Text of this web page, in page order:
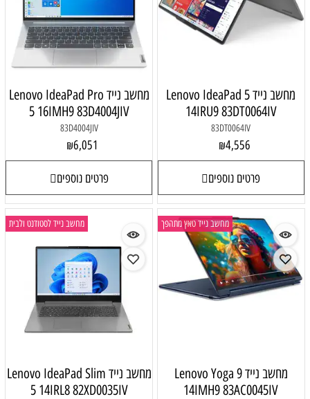
מחשב נייד Lenovo IdeaPad 5
14IRU9 83DT0064IV
83DT0064IV
₪4,556
פרטים נוספים
מחשב נייד Lenovo IdeaPad Pro
5 16IMH9 83D4004JIV
83D4004JIV
₪6,051
פרטים נוספים
מחשב נייד טאץ מתהפך
מחשב נייד Lenovo Yoga 9
14IMH9 83AC0045IV
מחשב נייד לסטודנט ולבית
מחשב נייד Lenovo IdeaPad Slim
5 14IRL8 82XD0035IV